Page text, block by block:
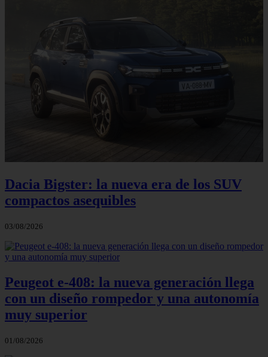
Dacia Bigster: la nueva era de los SUV
compactos asequibles
03/08/2026
Peugeot e-408: la nueva generación llega
con un diseño rompedor y una autonomía
muy superior
01/08/2026